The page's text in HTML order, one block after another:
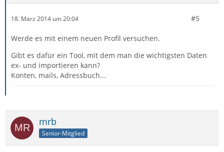
18. März 2014 um 20:04 #5
Werde es mit einem neuen Profil versuchen.
Gibt es dafür ein Tool, mit dem man die wichtigsten Daten
ex- und importieren kann?
Konten, mails, Adressbuch...
mrb
Senior-Mitglied